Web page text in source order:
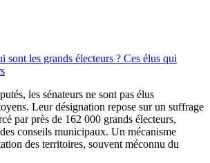
sont les grands électeurs ? Ces élus qui
les sénateurs ne sont pas élus
Leur désignation repose sur un suffrage
par près de 162 000 grands électeurs,
conseils municipaux. Un mécanisme
des territoires, souvent méconnu du